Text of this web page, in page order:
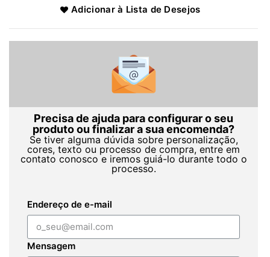
Adicionar à Lista de Desejos
Precisa de ajuda para configurar o seu
produto ou finalizar a sua encomenda?
Se tiver alguma dúvida sobre personalização,
cores, texto ou processo de compra, entre em
contato conosco e iremos guiá-lo durante todo o
processo.
Endereço de e-mail
Mensagem